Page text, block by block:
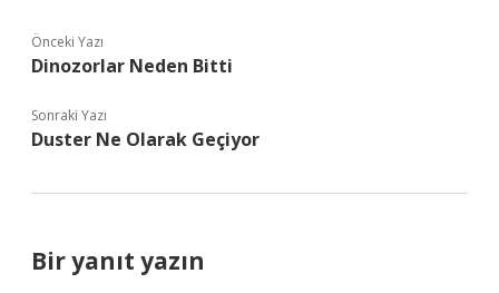
Önceki Yazı
Dinozorlar Neden Bitti
Sonraki Yazı
Duster Ne Olarak Geçiyor
Bir yanıt yazın